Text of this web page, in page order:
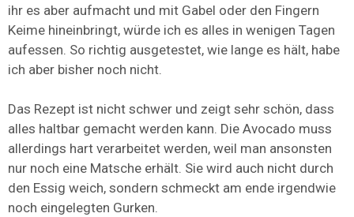
ihr es aber aufmacht und mit Gabel oder den Fingern
Keime hineinbringt, würde ich es alles in wenigen Tagen
aufessen. So richtig ausgetestet, wie lange es hält, habe
ich aber bisher noch nicht.
Das Rezept ist nicht schwer und zeigt sehr schön, dass
alles haltbar gemacht werden kann. Die Avocado muss
allerdings hart verarbeitet werden, weil man ansonsten
nur noch eine Matsche erhält. Sie wird auch nicht durch
den Essig weich, sondern schmeckt am ende irgendwie
noch eingelegten Gurken.